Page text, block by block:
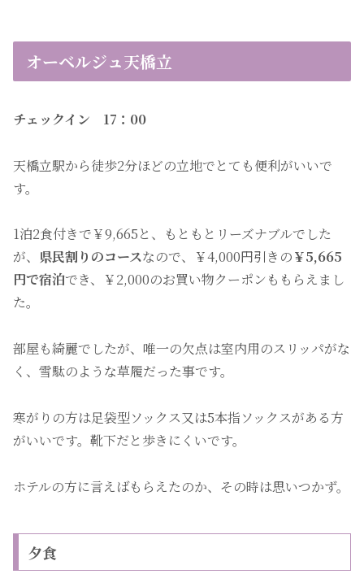
オーベルジュ天橋立
チェックイン 17：00
天橋立駅から徒歩2分ほどの立地でとても便利がいいで
す。
1泊2食付きで￥9,665と、もともとリーズナブルでした
が、 県民割りのコースなので、￥4,000円引きの￥5,665
円で宿泊でき、￥2,000のお買い物クーポンももらえまし
た。
部屋も綺麗でしたが、唯一の欠点は室内用のスリッパがな
く、雪駄のような草履だった事です。
寒がりの方は足袋型ソックス又は5本指ソックスがある方
がいいです。靴下だと歩きにくいです。
ホテルの方に言えばもらえたのか、その時は思いつかず。
夕食